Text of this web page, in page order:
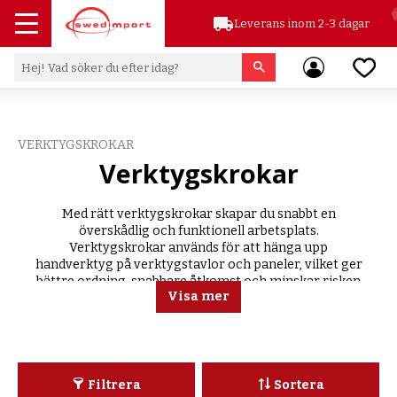
Meny
local_shippingLeverans inom 2-3 dagar
VERKTYGSKROKAR
Verktygskrokar
Med rätt verktygskrokar skapar du snabbt en
överskådlig och funktionell arbetsplats.
Verktygskrokar används för att hänga upp
handverktyg på verktygstavlor och paneler, vilket ger
bättre ordning, snabbare åtkomst och minskar risken
för slitage eller skador på verktygen.
Visa mer
Filtrera Sortera